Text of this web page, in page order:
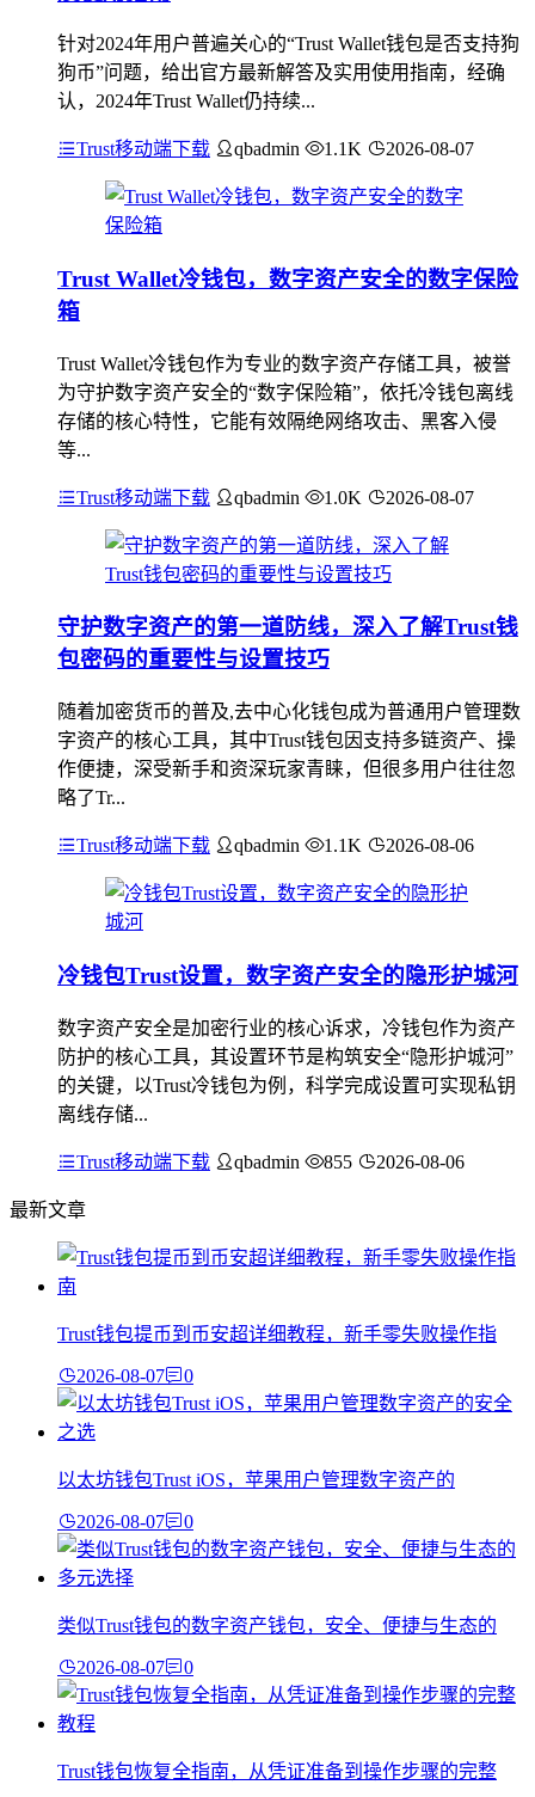
针对2024年用户普遍关心的“Trust Wallet钱包是否支持狗
狗币”问题，给出官方最新解答及实用使用指南，经确
认，2024年Trust Wallet仍持续...
Trust移动端下载 qbadmin 1.1K 2026-08-07
Trust Wallet冷钱包，数字资产安全的数字保险
箱
Trust Wallet冷钱包作为专业的数字资产存储工具，被誉
为守护数字资产安全的“数字保险箱”，依托冷钱包离线
存储的核心特性，它能有效隔绝网络攻击、黑客入侵
等...
Trust移动端下载 qbadmin 1.0K 2026-08-07
守护数字资产的第一道防线，深入了解Trust钱
包密码的重要性与设置技巧
随着加密货币的普及,去中心化钱包成为普通用户管理数
字资产的核心工具，其中Trust钱包因支持多链资产、操
作便捷，深受新手和资深玩家青睐，但很多用户往往忽
略了Tr...
Trust移动端下载 qbadmin 1.1K 2026-08-06
冷钱包Trust设置，数字资产安全的隐形护城河
数字资产安全是加密行业的核心诉求，冷钱包作为资产
防护的核心工具，其设置环节是构筑安全“隐形护城河”
的关键，以Trust冷钱包为例，科学完成设置可实现私钥
离线存储...
Trust移动端下载 qbadmin 855 2026-08-06
最新文章
Trust钱包提币到币安超详细教程，新手零失败操作指
2026-08-07 0
以太坊钱包Trust iOS，苹果用户管理数字资产的
2026-08-07 0
类似Trust钱包的数字资产钱包，安全、便捷与生态的
2026-08-07 0
Trust钱包恢复全指南，从凭证准备到操作步骤的完整